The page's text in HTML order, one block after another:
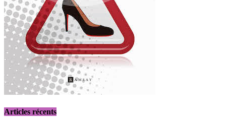
Articles récents